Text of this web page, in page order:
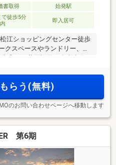
書取得 始発駅
で徒歩5分
即入居可
江ショッピングセンター徒歩
クスペースやランドリー、オ
らう(無料)
のお問い合わせページへ移動します
第6期